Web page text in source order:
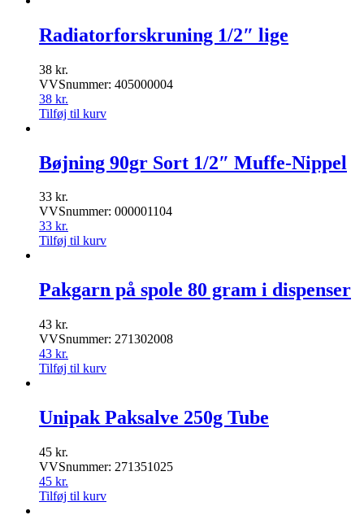
Radiatorforskruning 1/2″ lige
38 kr.
VVSnummer: 405000004
38 kr.
Tilføj til kurv
Bøjning 90gr Sort 1/2″ Muffe-Nippel
33 kr.
VVSnummer: 000001104
33 kr.
Tilføj til kurv
Pakgarn på spole 80 gram i dispenser
43 kr.
VVSnummer: 271302008
43 kr.
Tilføj til kurv
Unipak Paksalve 250g Tube
45 kr.
VVSnummer: 271351025
45 kr.
Tilføj til kurv